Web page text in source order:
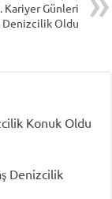
Kariyer Günleri
Denizcilik Oldu
Konuk Oldu
Denizcilik